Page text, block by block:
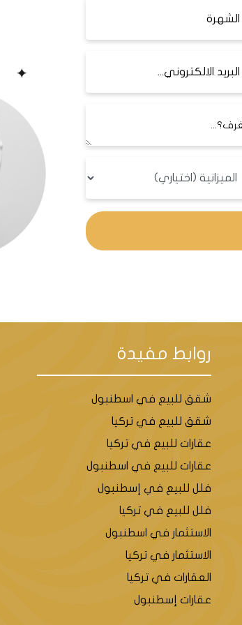
روابط مفيدة
شقق للبيع في اسطنبول
شقق للبيع في تركيا
عقارات للبيع في تركيا
عقارات للبيع في اسطنبول
فلل للبيع في إسطنبول
فلل للبيع في تركيا
الاستثمار في اسطنبول
الاستثمار في تركيا
العقارات في تركيا
عقارات إسطنبول